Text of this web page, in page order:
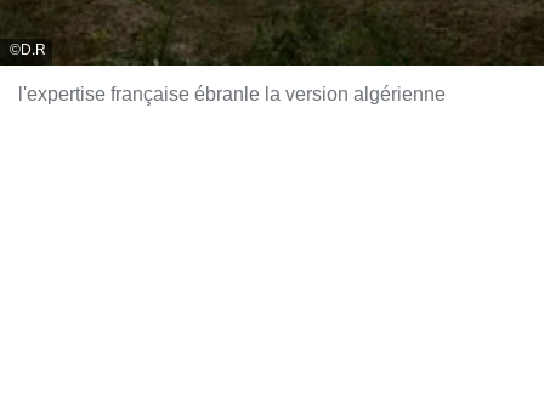
D.R
l'expertise française ébranle la version algérienne